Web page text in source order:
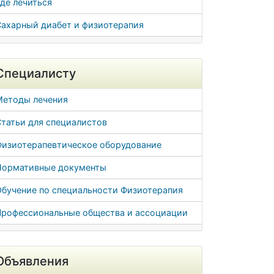
лечиться
диабет и физиотерапия
лечения
для специалистов
оборудование
документы
по специальности Физиотерапия
общества и ассоциации